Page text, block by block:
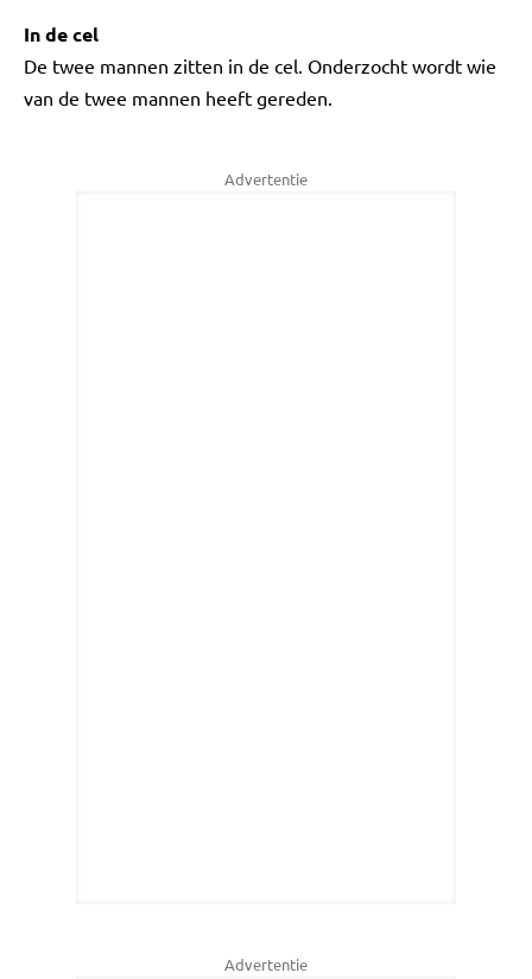
In de cel
De twee mannen zitten in de cel. Onderzocht wordt wie
van de twee mannen heeft gereden.
Advertentie
Advertentie